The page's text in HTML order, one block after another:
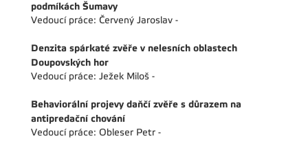
podmíkách Šumavy
Vedoucí práce: Červený Jaroslav -
Denzita spárkaté zvěře v nelesních oblastech
Doupovských hor
Vedoucí práce: Ježek Miloš -
Behaviorální projevy daňčí zvěře s důrazem na
antipredační chování
Vedoucí práce: Obleser Petr -